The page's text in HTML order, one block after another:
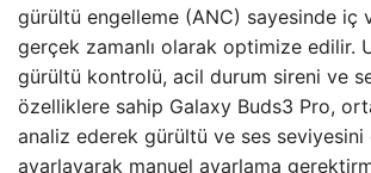
gürültü engelleme (ANC) sayesinde iç
gerçek zamanlı olarak optimize edilir.
gürültü kontrolü, acil durum sireni ve
özelliklere sahip Galaxy Buds3 Pro,
analiz ederek gürültü ve ses
ayarlayarak manuel ayarlama